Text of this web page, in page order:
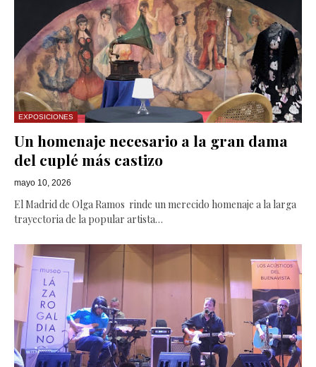
EXPOSICIONES
Un homenaje necesario a la gran dama
del cuplé más castizo
mayo 10, 2026
El Madrid de Olga Ramos rinde un merecido homenaje a la larga
trayectoria de la popular artista…